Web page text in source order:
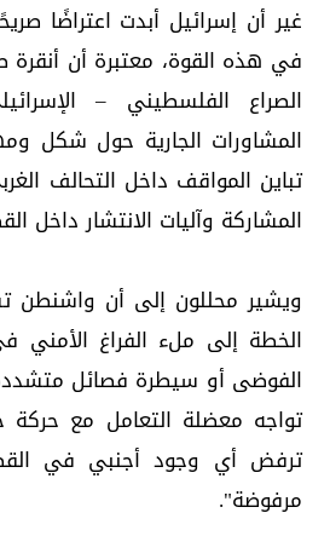
غير أن إسرائيل أبدت اعتراضًا
في هذه القوة، معتبرة أن
الصراع الفلسطيني –
المشاورات الجارية حول شكل
تباين المواقف داخل التحالف
المشاركة وآليات الانتشار داخل
ويشير محللون إلى أن
الخطة إلى ملء الفراغ الأمني
الفوضى أو سيطرة فصائل
تواجه معضلة التعامل مع حركة
ترفض أي وجود أجنبي في
مرفوضة".